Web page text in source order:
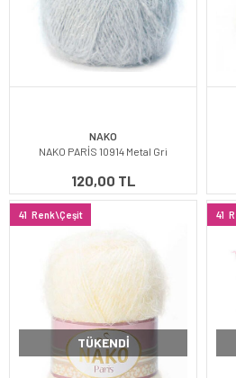
NAKO
NAKO PARİS 10914 Metal Gri
120,00 TL
41 Renk\Çeşit
TÜKENDI
41